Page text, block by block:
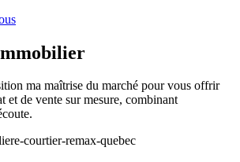
ma maîtrise du marché pour vous offrir
et de vente sur mesure, combinant